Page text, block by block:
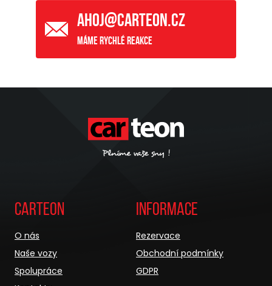
ahoj@carteon.cz
Máme rychlé reakce
Carteon
O nás
Naše vozy
Spolupráce
Informace
Rezervace
Obchodní podmínky
GDPR